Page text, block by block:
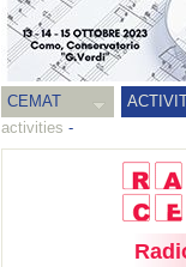
CEMAT
activities -